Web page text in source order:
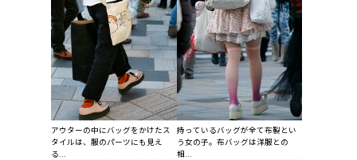
アウターの中にバッグをかけたス
タイルは、服のパーツにも見え
る...
持っているバッグが全て布製とい
う女の子。布バッグは洋服との
相...